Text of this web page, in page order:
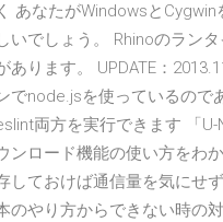
あなたがWindowsとCygwin
いでしょう。 Rhinoのランタ
あります。 UPDATE：
でnode.jsを使っているので
両方を実行できます 「U-
ンロード機能の使い方をわ
しておけば通信量を気にせ
のやり方からできない時の